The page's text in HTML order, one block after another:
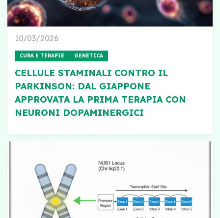
10/03/2026
CURA E TERAPIE GENETICA
CELLULE STAMINALI CONTRO IL
PARKINSON: DAL GIAPPONE
APPROVATA LA PRIMA TERAPIA CON
NEURONI DOPAMINERGICI